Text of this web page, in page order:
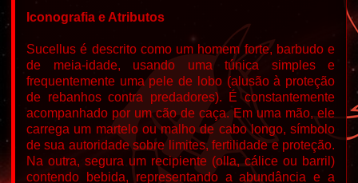
Iconografia e Atributos
Sucellus é descrito como um homem forte, barbudo e
de meia-idade, usando uma túnica simples e
frequentemente uma pele de lobo (alusão à proteção
de rebanhos contra predadores). É constantemente
acompanhado por um cão de caça. Em uma mão, ele
carrega um martelo ou malho de cabo longo, símbolo
de sua autoridade sobre limites, fertilidade e proteção.
Na outra, segura um recipiente (olla, cálice ou barril)
contendo bebida, representando a abundância e a